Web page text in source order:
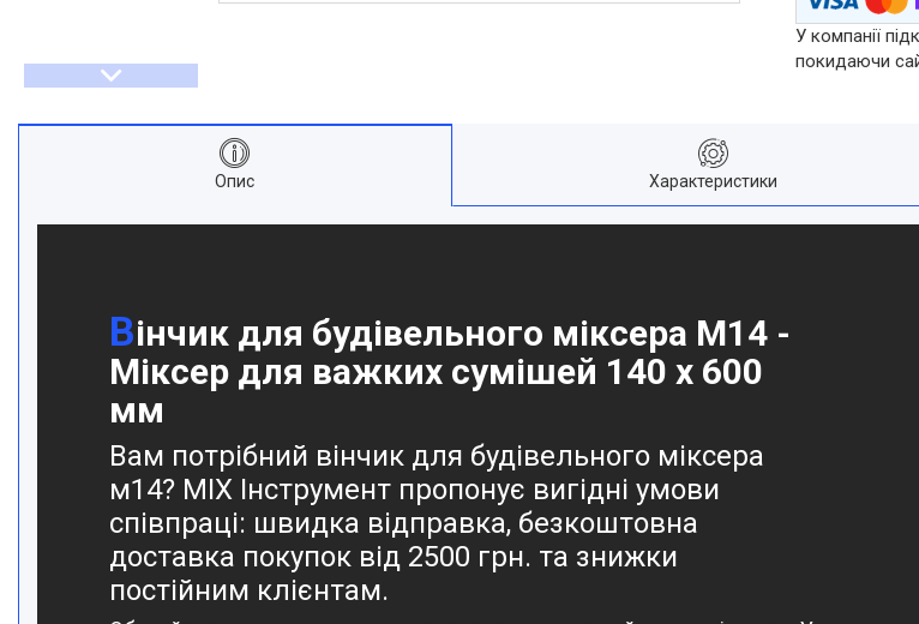
У компанії
покидаючи
Опис Характеристики
Вінчик для будівельного міксера М14 -
Міксер для важких сумішей 140 х 600
мм
Вам потрібний вінчик для будівельного міксера
м14? MIX Інструмент пропонує вигідні умови
співпраці: швидка відправка, безкоштовна
доставка покупок від 2500 грн. та знижки
постійним клієнтам.